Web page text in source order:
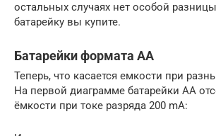
остальных случаях нет особой
батарейку вы купите.
Батарейки формата АА
Теперь, что касается емкости при
На первой диаграмме батарейки АА
ёмкости при токе разряда 200 mA: